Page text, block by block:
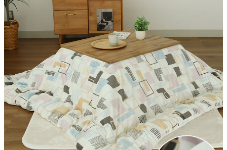
ガーデン
タワー
裏表生地（地糸）
ポリエステル100%フランネル生地
中材
ポリエステル100％
洗濯
手洗い
原産国